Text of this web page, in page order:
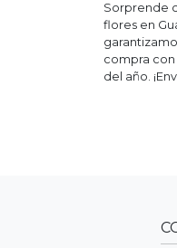
Sorprende
flores en
compra con
del año.